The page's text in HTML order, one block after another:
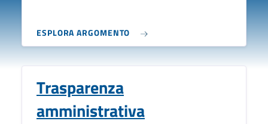
ESPLORA ARGOMENTO
Trasparenza
amministrativa